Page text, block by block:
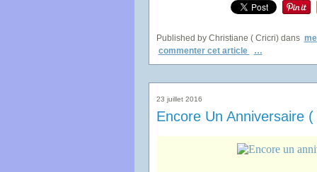
Published by Christiane ( Cricri) dans
commenter cet article
…
23 juillet 2016
Encore Un Anniversaire